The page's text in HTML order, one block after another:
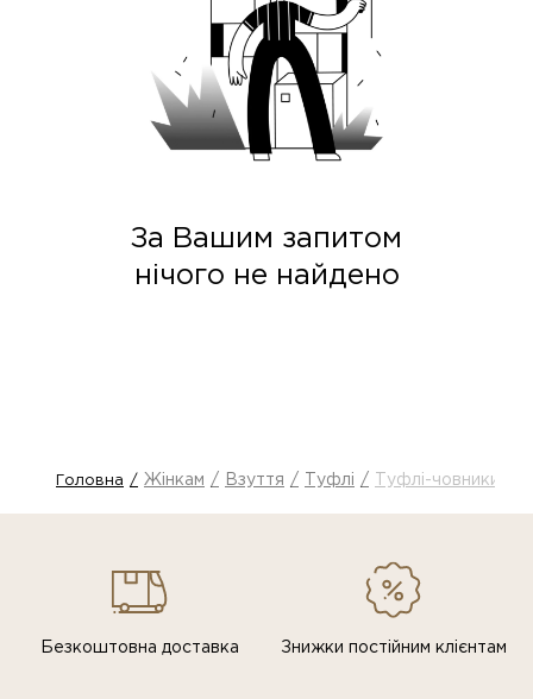
За Вашим запитом
нічого не найдено
Головна Жінкам Взуття Туфлі Туфлі-човники
Безкоштовна доставка Знижки постiйним клiєнтам